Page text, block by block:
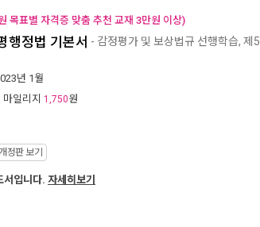
목표별 자격증 맞춤 추천 교재 3만원 이상)
행정법 기본서 - 감정평가 및 보상법규 선행학습, 제5
년 1월
일리지 1,750원
정판 보기
서입니다. 자세히보기